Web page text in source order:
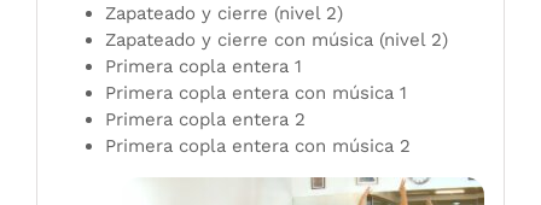
Zapateado y cierre (nivel 2)
Zapateado y cierre con música (nivel 2)
Primera copla entera 1
Primera copla entera con música 1
Primera copla entera 2
Primera copla entera con música 2